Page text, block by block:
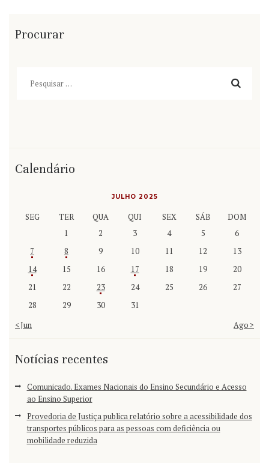
Procurar
Calendário
JULHO 2025
SEG TER QUA QUI SEX SÁB
DOM
1
2 3 4 5
6
7
8 9 10 11 12
13
14
15 16 17 18 19
20
21
22 23 24 25 26
27
28
29 30
31
« Jun
Ago »
Notícias recentes
Comunicado. Exames Nacionais do Ensino Secundário e Acesso
ao Ensino Superior
Provedoria de Justiça publica relatório sobre a acessibilidade dos
transportes públicos para as pessoas com deficiência ou
mobilidade reduzida